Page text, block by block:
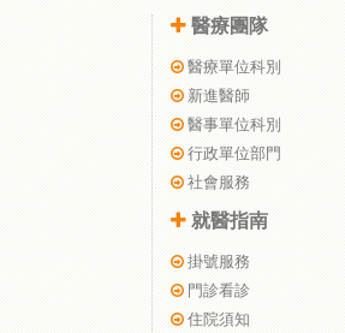
醫療團隊
醫療單位科別
新進醫師
醫事單位科別
行政單位部門
社會服務
就醫指南
掛號服務
門診看診
住院須知